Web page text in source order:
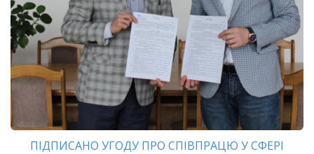
ПІДПИСАНО УГОДУ ПРО СПІВПРАЦЮ У СФЕРІ